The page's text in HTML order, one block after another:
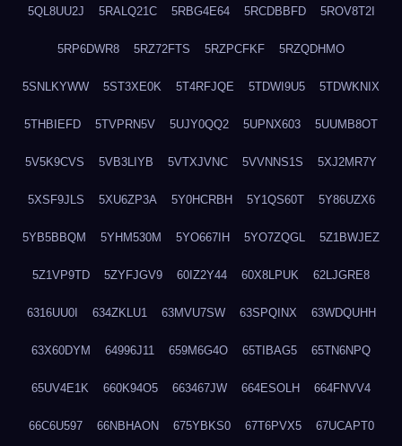
5QL8UU2J 5RALQ21C 5RBG4E64 5RCDBBFD 5ROV8T2I
5RP6DWR8 5RZ72FTS 5RZPCFKF 5RZQDHMO
5SNLKYWW 5ST3XE0K 5T4RFJQE 5TDWI9U5 5TDWKNIX
5THBIEFD 5TVPRN5V 5UJY0QQ2 5UPNX603 5UUMB8OT
5V5K9CVS 5VB3LIYB 5VTXJVNC 5VVNNS1S 5XJ2MR7Y
5XSF9JLS 5XU6ZP3A 5Y0HCRBH 5Y1QS60T 5Y86UZX6
5YB5BBQM 5YHM530M 5YO667IH 5YO7ZQGL 5Z1BWJEZ
5Z1VP9TD 5ZYFJGV9 60IZ2Y44 60X8LPUK 62LJGRE8
6316UU0I 634ZKLU1 63MVU7SW 63SPQINX 63WDQUHH
63X60DYM 64996J11 659M6G4O 65TIBAG5 65TN6NPQ
65UV4E1K 660K94O5 663467JW 664ESOLH 664FNVV4
66C6U597 66NBHAON 675YBKS0 67T6PVX5 67UCAPT0